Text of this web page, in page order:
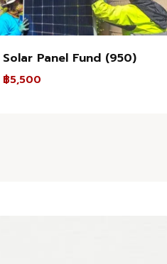
Solar Panel Fund (950)
฿5,500